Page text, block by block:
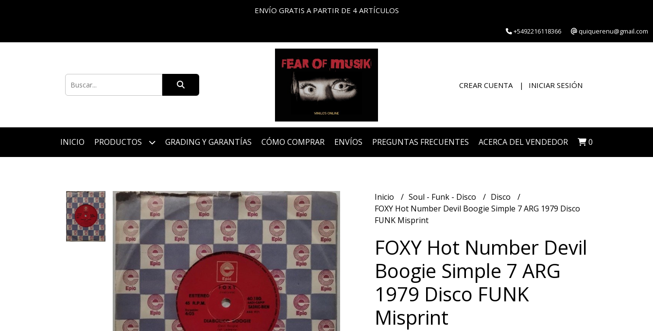
ENVÍO GRATIS A PARTIR DE 4 ARTÍCULOS
+5492216118366 quiquerenu@gmail.com
CREAR CUENTA INICIAR SESIÓN
INICIO PRODUCTOS GRADING Y GARANTÍAS CÓMO COMPRAR ENVÍOS PREGUNTAS FRECUENTES ACERCA DEL VENDEDOR 0
Inicio Soul - Funk - Disco
Disco
FOXY Hot Number Devil Boogie Simple 7 ARG 1979 Disco
FUNK Misprint
FOXY Hot Number Devil
Boogie Simple 7 ARG
1979 Disco FUNK
Misprint